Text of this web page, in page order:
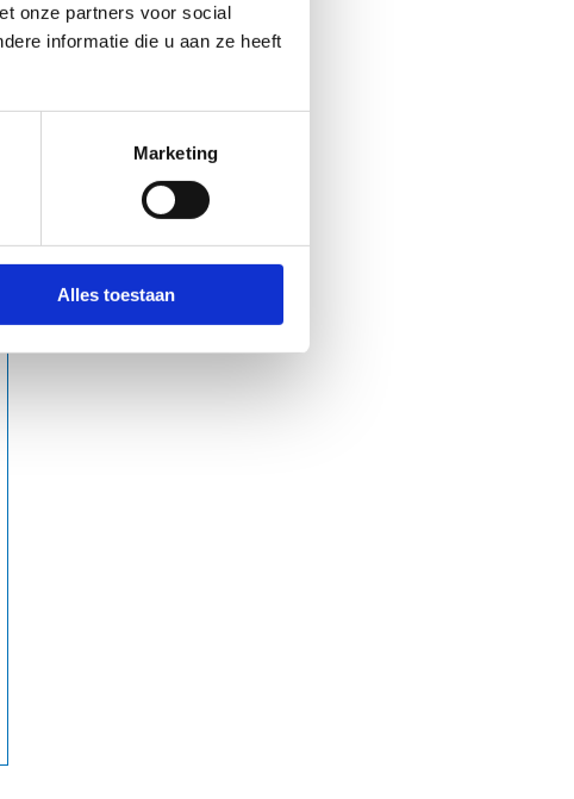
onze partners voor social
informatie die u aan ze heeft
Marketing
Alles toestaan